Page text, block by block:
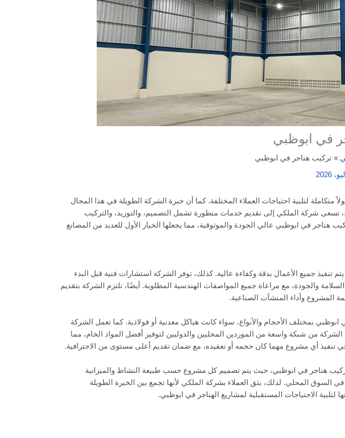
في ابوظبي
تركيب هناجر في ابوظبي
لتلبية احتياجات العملاء المختلفة. كما أن خبرة الشركة الطويلة في هذا المجال
تسعى شركة الملكي إلى تقديم خدمات متطورة تشمل التصميم، والتوريد، والتركيب
في ابوظبي عالي الجودة والموثوقية، مما يجعلها الخيار الأول للعديد من المصانع
تنفيذ جميع الأعمال بدقة وكفاءة عالية. كذلك، توفر الشركة استشارات فنية قبل البدء
والجودة، مع مراعاة جميع المواصفات الهندسية المطلوبة. أيضًا، تلتزم الشركة بتقديم
المشروع وأداء المنشآت الصناعية.
بمختلف الأحجام والأنواع، سواء كانت هياكل معدنية أو فولاذية. كما تعمل الشركة
من شبكة واسعة من الموردين المحليين والدوليين لتوفير أفضل المواد الخام، مما
تنفيذ أي مشروع مهما كان حجمه أو تعقيده، مع ضمان تقديم أعلى مستوى من الاحترافية.
هناجر في ابوظبي، حيث يتم تصميم كل مشروع حسب طبيعة النشاط والميزانية
السوق المحلي. لذلك، يثق العملاء بشركة الملكي لأنها تجمع بين الخبرة الطويلة
لتلبية الاحتياجات المستقبلية لمشاريع الهناجر في ابوظبي.